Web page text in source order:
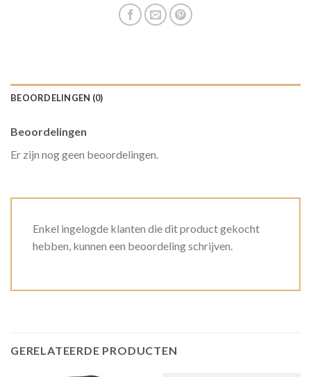
BEOORDELINGEN (0)
Beoordelingen
Er zijn nog geen beoordelingen.
Enkel ingelogde klanten die dit product gekocht
hebben, kunnen een beoordeling schrijven.
GERELATEERDE PRODUCTEN